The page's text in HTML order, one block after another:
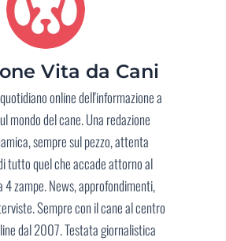
Vita da Cani
online dell'informazione a
mondo del cane. Una redazione
sempre sul pezzo, attenta
tutto quel che accade attorno al
4 zampe. News, approfondimenti,
Sempre con il cane al centro
dal 2007. Testata giornalistica